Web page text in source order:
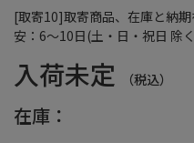
[取寄10]取寄商品、在庫と納
安：6～10日(土・日・祝日 除
入荷未定 （税込）
在庫：